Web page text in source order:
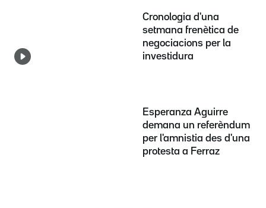
Cronologia d'una
setmana frenètica de
negociacions per la
investidura
Esperanza Aguirre
demana un referèndum
per l'amnistia des d'una
protesta a Ferraz